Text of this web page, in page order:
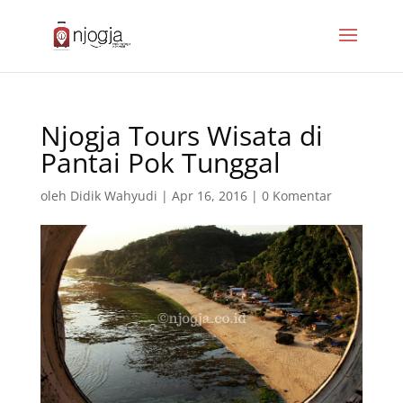
Njogja Tours Wisata di
Pantai Pok Tunggal
oleh Didik Wahyudi | Apr 16, 2016| 0 Komentar